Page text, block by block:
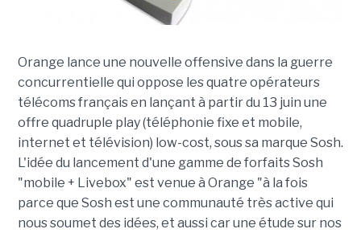
Orange lance une nouvelle offensive dans la guerre
concurrentielle qui oppose les quatre opérateurs
télécoms français en lançant à partir du 13 juin une
offre quadruple play (téléphonie fixe et mobile,
internet et télévision) low-cost, sous sa marque Sosh.
L'idée du lancement d'une gamme de forfaits Sosh
"mobile + Livebox" est venue à Orange "à la fois
parce que Sosh est une communauté très active qui
nous soumet des idées, et aussi car une étude sur nos